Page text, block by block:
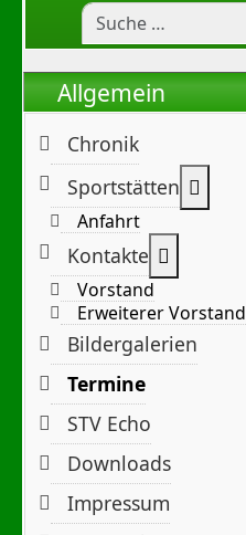
Allgemein
Chronik
Sportstätten
Anfahrt
Kontakte
Vorstand
Erweiterer Vorstand
Bildergalerien
Termine
STV Echo
Downloads
Impressum